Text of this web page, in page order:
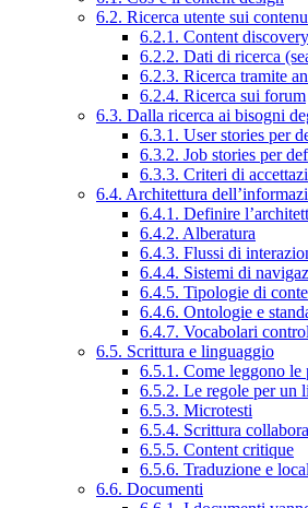
6.2. Ricerca utente sui
6.2.1. Content discovery
6.2.2. Dati di ricerca
6.2.3. Ricerca tramite
6.2.4. Ricerca sui forum
6.3. Dalla ricerca ai bisogni
6.3.1. User stories per
6.3.2. Job stories per
6.3.3. Criteri di
6.4. Architettura
6.4.1. Definire
6.4.2. Alberatura
6.4.3. Flussi di
6.4.4. Sistemi di
6.4.5. Tipologie di
6.4.6. Ontologie e
6.4.7. Vocabolari
6.5. Scrittura e linguaggio
6.5.1. Come leggono le
6.5.2. Le regole per un
6.5.3. Microtesti
6.5.4. Scrittura
6.5.5. Content critique
6.5.6. Traduzione e
6.6. Documenti